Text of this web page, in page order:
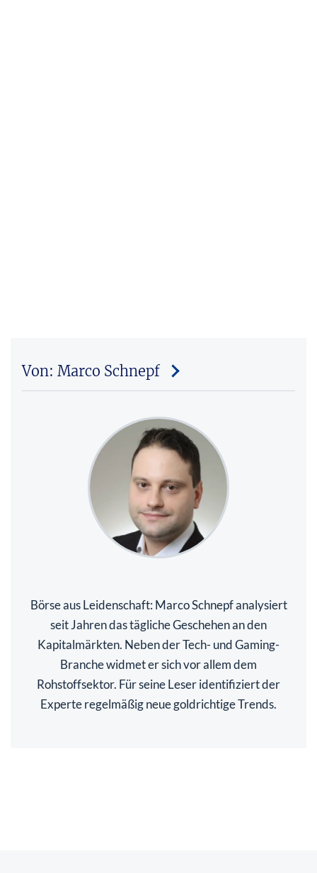
Von: Marco Schnepf
Börse aus Leidenschaft: Marco Schnepf analysiert
seit Jahren das tägliche Geschehen an den
Kapitalmärkten. Neben der Tech- und Gaming-
Branche widmet er sich vor allem dem
Rohstoffsektor. Für seine Leser identifiziert der
Experte regelmäßig neue goldrichtige Trends.